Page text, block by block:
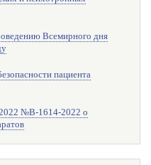
Всемирного дня
пациента
№В-1614-2022 о